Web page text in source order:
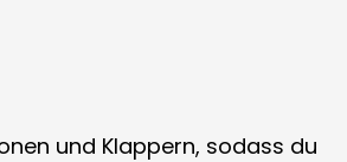
und Klappern, sodass du